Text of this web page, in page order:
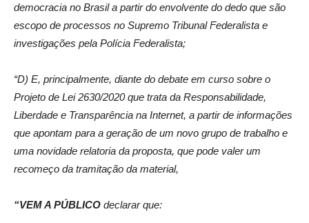
democracia no Brasil a partir do envolvente do dedo que são
escopo de processos no Supremo Tribunal Federalista e
investigações pela Polícia Federalista;
“D) E, principalmente, diante do debate em curso sobre o
Projeto de Lei 2630/2020 que trata da Responsabilidade,
Liberdade e Transparência na Internet, a partir de informações
que apontam para a geração de um novo grupo de trabalho e
uma novidade relatoria da proposta, que pode valer um
recomeço da tramitação da material,
“VEM A PÚBLICO declarar que: